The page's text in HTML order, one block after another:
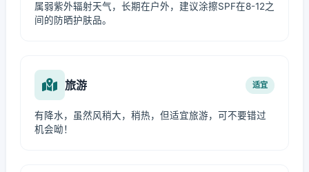
属弱紫外辐射天气，长期在户外，建议涂擦SPF在8-12之
间的防晒护肤品。
旅游 适宜
有降水，虽然风稍大，稍热，但适宜旅游，可不要错过
机会呦！